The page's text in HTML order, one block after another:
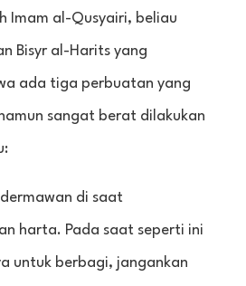
Imam al-Qusyairi, beliau
Bisyr al-Harits yang
ada tiga perbuatan yang
sangat berat dilakukan
di saat
harta. Pada saat seperti ini
untuk berbagi, jangankan